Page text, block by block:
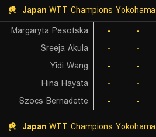
Japan WTT Champions
Margaryta Pesotska
- -
Sreeja Akula
- -
Yidi Wang
- -
Hina Hayata
- -
Szocs Bernadette
- -
Japan WTT Champions Yokohama